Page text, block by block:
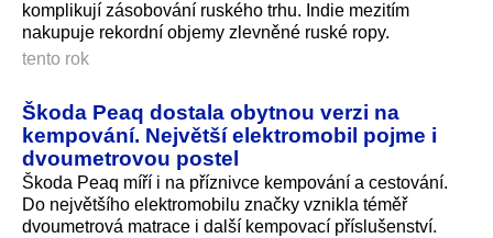
komplikují zásobování ruského trhu. Indie mezitím
nakupuje rekordní objemy zlevněné ruské ropy.
tento rok
Škoda Peaq dostala obytnou verzi na
kempování. Největší elektromobil pojme i
dvoumetrovou postel
Škoda Peaq míří i na příznivce kempování a cestování.
Do největšího elektromobilu značky vznikla téměř
dvoumetrová matrace i další kempovací příslušenství.